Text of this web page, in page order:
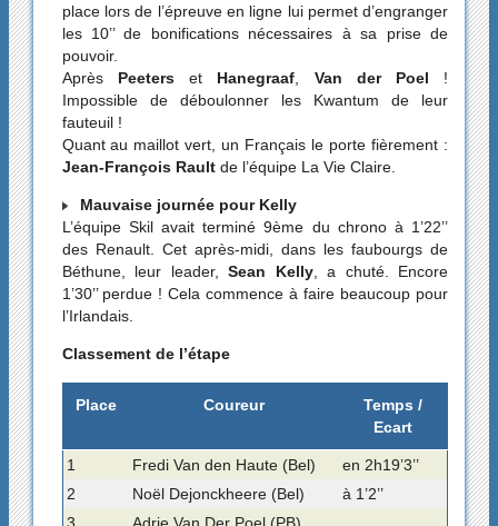
place lors de l’épreuve en ligne lui permet d’engranger
les 10’’ de bonifications nécessaires à sa prise de
pouvoir.
Après Peeterset Hanegraaf Van der Poel !
Impossible de déboulonner les Kwantum de leur
fauteuil !
Quant au maillot vert, un Français le porte fièrement :
Jean-François Raultde l’équipe La Vie Claire.
Mauvaise journée pour Kelly
L’équipe Skil avait terminé 9ème du chrono à 1’22’’
des Renault. Cet après-midi, dans les faubourgs de
Béthune, leur leader,Sean Kelly, a chuté. Encore
1’30’’ perdue ! Cela commence à faire beaucoup pour
l’Irlandais.
Classement de l’étape
Place Coureur
Temps /
Ecart
1 Fredi Van den Haute (Bel)
en 2h19’3’’
2
Noël Dejonckheere (Bel)
à 1’2’’